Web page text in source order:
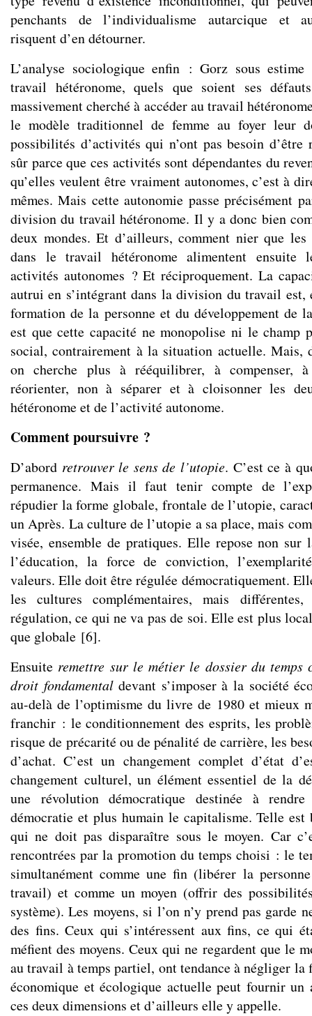
penchants de l’individualisme autarcique et
risquent d’en détourner.
L’analyse sociologique enfin : Gorz sous
travail hétéronome, quels que soient ses
massivement cherché à accéder au travail
le modèle traditionnel de femme au foyer leur
possibilités d’activités qui n’ont pas besoin d’être
sûr parce que ces activités sont dépendantes du
qu’elles veulent être vraiment autonomes, c’est à
mêmes. Mais cette autonomie passe précisément
division du travail hétéronome. Il y a donc bien
deux mondes. Et d’ailleurs, comment nier que les
dans le travail hétéronome alimentent ensuite
activités autonomes ? Et réciproquement. La
autrui en s’intégrant dans la division du travail est,
formation de la personne et du développement de
est que cette capacité ne monopolise ni le champ
social, contrairement à la situation actuelle. Mais,
on cherche plus à rééquilibrer, à compenser,
réorienter, non à séparer et à cloisonner les
hétéronome et de l’activité autonome.
Comment poursuivre ?
D’abord retrouver le sens de l’utopie. C’est ce à
permanence. Mais il faut tenir compte de
répudier la forme globale, frontale de l’utopie,
un Après. La culture de l’utopie a sa place, mais
visée, ensemble de pratiques. Elle repose non sur
l’éducation, la force de conviction,
valeurs. Elle doit être régulée démocratiquement.
les cultures complémentaires, mais
régulation, ce qui ne va pas de soi. Elle est plus
que globale [6].
Ensuite remettre sur le métier le dossier du temps
droit fondamentaldevant s’imposer à la société
au-delà de l’optimisme du livre de 1980 et mieux
franchir : le conditionnement des esprits, les
risque de précarité ou de pénalité de carrière, les
d’achat. C’est un changement complet d’état
changement culturel, un élément essentiel de la
une révolution démocratique destinée à
démocratie et plus humain le capitalisme. Telle est
qui ne doit pas disparaître sous le moyen. Car
rencontrées par la promotion du temps choisi : le
simultanément comme une fin (libérer la
travail) et comme un moyen (offrir des
système). Les moyens, si l’on n’y prend pas garde
des fins. Ceux qui s’intéressent aux fins, ce qui
méfient des moyens. Ceux qui ne regardent que le
au travail à temps partiel, ont tendance à négliger
économique et écologique actuelle peut fournir
ces deux dimensions et d’ailleurs elle y appelle.